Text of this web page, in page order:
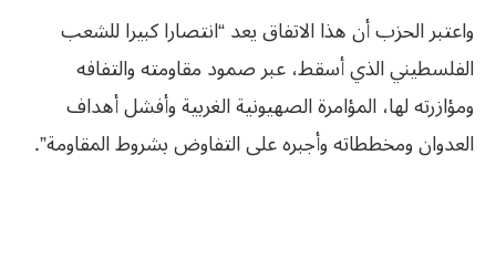
واعتبر الحزب أن هذا الاتفاق يعد “انتصارا كبيرا للشعب
الفلسطيني الذي أسقط، عبر صمود مقاومته والتفافه
ومؤازرته لها، المؤامرة الصهيونية الغربية وأفشل أهداف
العدوان ومخططاته وأجبره على التفاوض بشروط المقاومة”.